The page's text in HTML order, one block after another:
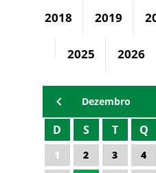
2018
2019
2025 2026
Dezembro
D S T Q
1 2 3 4